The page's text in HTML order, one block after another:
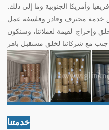
وأمريكا الجنوبية وما إلى ذلك.
خدمة محترف وقادر وفلسفة عمل
وإخراج القيمة لعملائنا، وسنكون
خدمتنا